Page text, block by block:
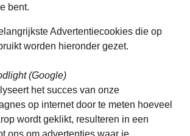
bent.
Advertentiecookies die op
worden hieronder gezet.
(Google)
het succes van onze
op internet door te meten hoeveel
wordt geklikt, resulteren in een
ons om advertenties waar je